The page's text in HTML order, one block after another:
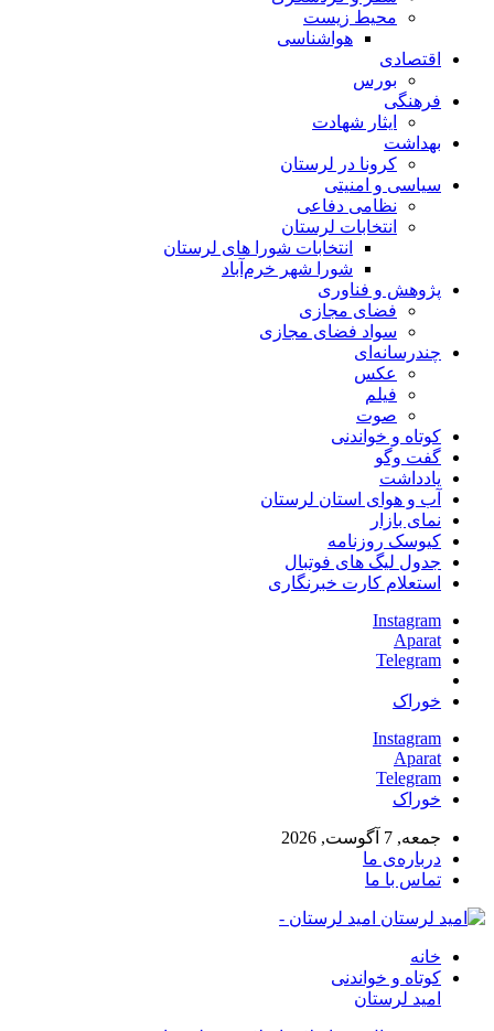
محیط زیست
هواشناسی
اقتصادی
بورس
فرهنگی
ایثار شهادت
بهداشت
کرونا در لرستان
سیاسی و امنیتی
نظامی دفاعی
انتخابات لرستان
انتخابات شورا های لرستان
شورا شهر خرم‌آباد
پژوهش و فناوری
فضای مجازی
سواد فضای مجازی
چندرسانه‌ای
عكس
فیلم
صوت
کوتاه و خواندنی
گفت وگو
یادداشت
آب و هوای استان لرستان
نمای بازار
کیوسک روزنامه
جدول لیگ های فوتبال
استعلام کارت خبرنگاری
Instagram
Aparat
Telegram
خوراک
Instagram
Aparat
Telegram
خوراک
جمعه, 7 آگوست, 2026
درباره‌ی ما
تماس با ما
امید لرستان -
خانه
کوتاه و خواندنی
امید لرستان